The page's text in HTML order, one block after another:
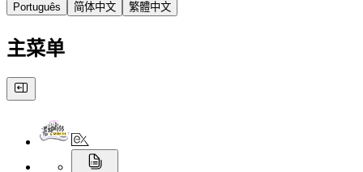
Português
简体中文 繁體中文
主菜单